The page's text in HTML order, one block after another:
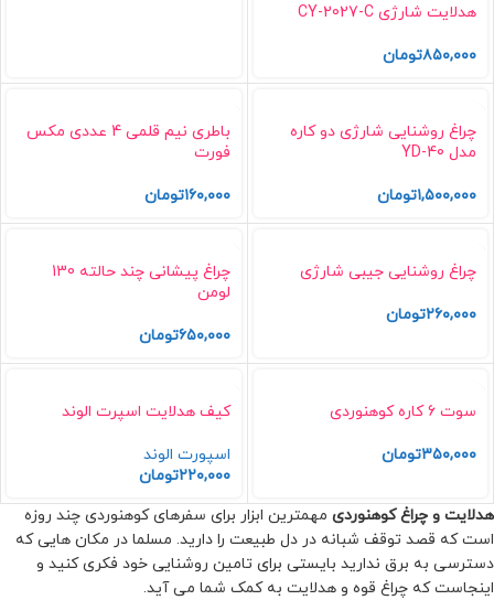
هدلایت شارژی CY-2027-C
۸۵۰,۰۰۰تومان
چراغ روشنایی شارژی دو کاره
مدل YD-40
۱,۵۰۰,۰۰۰تومان
باطری نیم قلمی 4 عددی مکس
فورت
۱۶۰,۰۰۰تومان
چراغ روشنایی جیبی شارژی
۲۶۰,۰۰۰تومان
چراغ پیشانی چند حالته 130
لومن
۶۵۰,۰۰۰تومان
سوت 6 کاره کوهنوردی
۳۵۰,۰۰۰تومان
کیف هدلایت اسپرت الوند
اسپورت الوند
۲۲۰,۰۰۰تومان
هدلایت و چراغ کوهنوردی مهمترین ابزار برای سفرهای کوهنوردی چند روزه
است که قصد توقف شبانه در دل طبیعت را دارید. مسلما در مکان هایی که
دسترسی به برق ندارید بایستی برای تامین روشنایی خود فکری کنید و
اینجاست که چراغ قوه و هدلایت به کمک شما می آید.